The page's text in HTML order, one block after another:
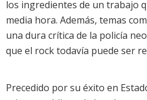
los ingredientes de un trabajo
media hora. Además, temas
una dura crítica de la policía
que el rock todavía puede ser
Precedido por su éxito en